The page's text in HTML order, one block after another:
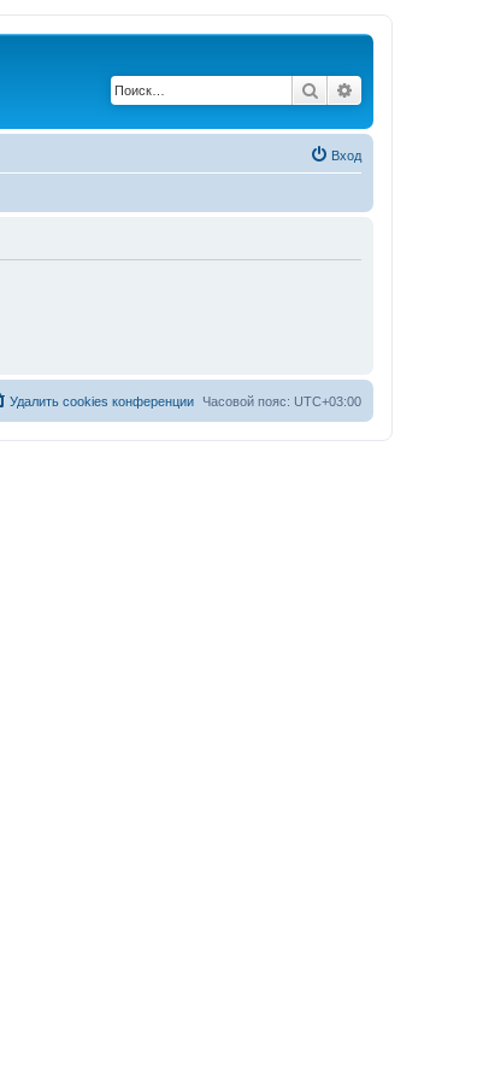
Поиск
Вход
Часовой пояс: UTC+03:00
Удалить cookies конференции